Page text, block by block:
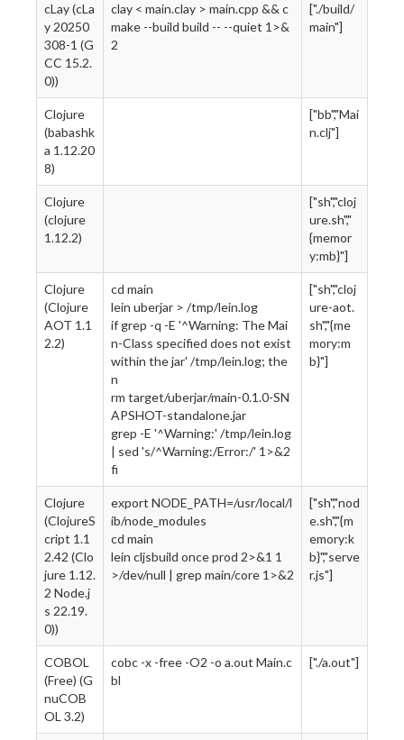
cLay (cLa
y 20250
308-1 (G
CC 15.2.
0))
clay < main.clay > main.cpp && c
make --build build -- --quiet 1>&
2
["./build/
main"]
Clojure
(babashk
a 1.12.20
8)
["bb","Mai
n.clj"]
Clojure
(clojure
1.12.2)
["sh","cloj
ure.sh","
{memor
y:mb}"]
Clojure
(Clojure
AOT 1.1
2.2)
cd main
lein uberjar > /tmp/lein.log
if grep -q -E '^Warning: The Mai
n-Class specified does not exist
within the jar' /tmp/lein.log; the
n
rm target/uberjar/main-0.1.0-SN
APSHOT-standalone.jar
grep -E '^Warning:' /tmp/lein.log
| sed 's/^Warning:/Error:/' 1>&2
fi
["sh","cloj
ure-aot.
sh","{me
mory:m
b}"]
Clojure
(ClojureS
cript 1.1
2.42 (Clo
jure 1.12.
2 Node.j
s 22.19.
0))
export NODE_PATH=/usr/local/l
ib/node_modules
cd main
lein cljsbuild once prod 2>&1 1
>/dev/null | grep main/core 1>&2
["sh","nod
e.sh","{m
emory:k
b}","serve
r.js"]
COBOL
(Free) (G
nuCOB
OL 3.2)
cobc -x -free -O2 -o a.out Main.c
bl
["./a.out"]